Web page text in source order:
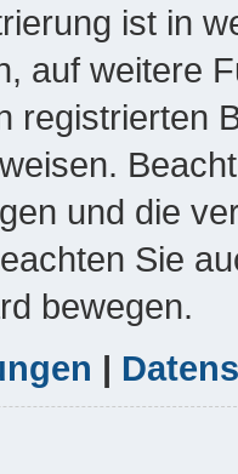
ist in
auf weitere
registrierten
und die
Sie
bewegen.
|